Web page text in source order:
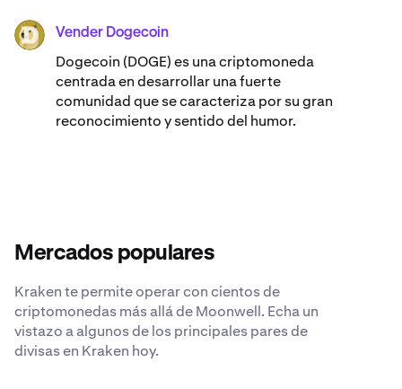
DOGE Vender Dogecoin
Dogecoin (DOGE) es una criptomoneda
centrada en desarrollar una fuerte
comunidad que se caracteriza por su gran
reconocimiento y sentido del humor.
Mercados populares
Kraken te permite operar con cientos de
criptomonedas más allá de Moonwell. Echa un
vistazo a algunos de los principales pares de
divisas en Kraken hoy.